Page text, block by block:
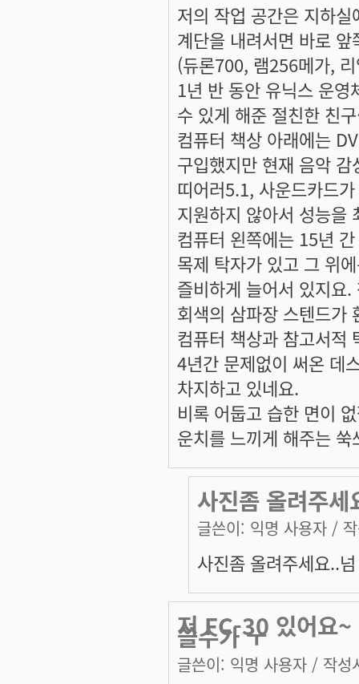
저의 작업 공간은 지하
계단을 내려서면 바로
(듀론700, 램256메가,
1년 반 동안 유닉스 운영
수 있게 해준 절친한 친
컴퓨터 책상 아래에는
구입했지만 현재 음악
띠어러5.1, 사운드카드
지원하지 않아서 성능을
컴퓨터 왼쪽에는 15년
목제 탁자가 있고 그 위
즐비하게 늘어서 있지요
회색의 삼파장 스텐드가
컴퓨터 책상과 참고서적
4년간 문제없이 써온 데
차지하고 있네요.
비록 어둡고 습한 면이
운치를 느끼게 해주는
사진좀 올려주
글쓴이: 익명 사용자 /
사진좀 올려주세요..
저 FC-30 있어요~
쓸수가 ㅜ
글쓴이: 익명 사용자 / 작성